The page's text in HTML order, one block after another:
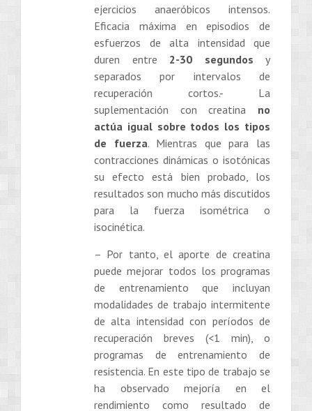
ejercicios anaeróbicos intensos.
Eficacia máxima en episodios de
esfuerzos de alta intensidad que
duren entre 2-30 segundos y
separados por intervalos de
recuperación cortos.- La
suplementación con creatina no
actúa igual sobre todos los tipos
de fuerza. Mientras que para las
contracciones dinámicas o isotónicas
su efecto está bien probado, los
resultados son mucho más discutidos
para la fuerza isométrica o
isocinética.
– Por tanto, el aporte de creatina
puede mejorar todos los programas
de entrenamiento que incluyan
modalidades de trabajo intermitente
de alta intensidad con períodos de
recuperación breves (<1 min), o
programas de entrenamiento de
resistencia. En este tipo de trabajo se
ha observado mejoría en el
rendimiento como resultado de